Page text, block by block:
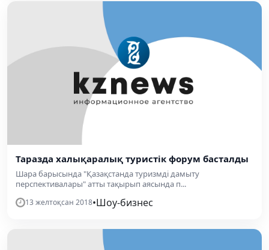
Таразда халықаралық туристік форум басталды
Шара барысында "Қазақстанда туризмді дамыту
перспективалары" атты тақырып аясында п...
13 желтоқсан 2018•Шоу-бизнес